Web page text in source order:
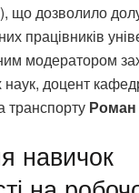
що дозволило
працівників
модератором
наук, доцент
транспорту Роман
навичок